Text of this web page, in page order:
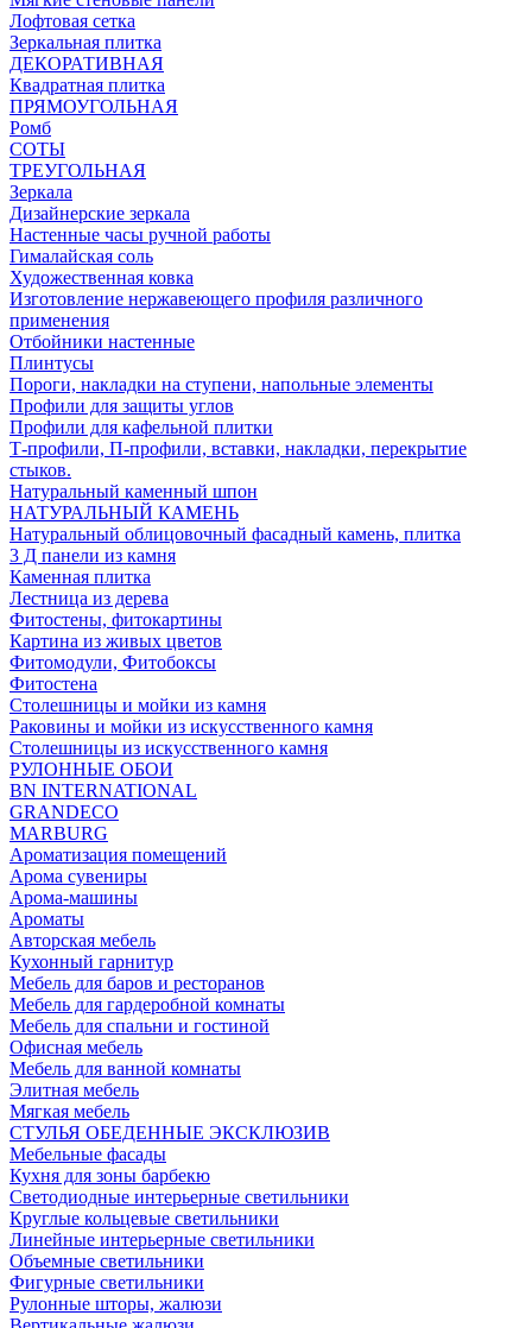
Лофтовая сетка
Зеркальная плитка
ДЕКОРАТИВНАЯ
Квадратная плитка
ПРЯМОУГОЛЬНАЯ
Ромб
СОТЫ
ТРЕУГОЛЬНАЯ
Зеркала
Дизайнерские зеркала
Настенные часы ручной работы
Гималайская соль
Художественная ковка
Изготовление нержавеющего профиля различного
применения
Отбойники настенные
Плинтусы
Пороги, накладки на ступени, напольные элементы
Профили для защиты углов
Профили для кафельной плитки
Т-профили, П-профили, вставки, накладки, перекрытие
стыков.
Натуральный каменный шпон
НАТУРАЛЬНЫЙ КАМЕНЬ
Натуральный облицовочный фасадный камень, плитка
3 Д панели из камня
Каменная плитка
Лестница из дерева
Фитостены, фитокартины
Картина из живых цветов
Фитомодули, Фитобоксы
Фитостена
Столешницы и мойки из камня
Раковины и мойки из искусственного камня
Столешницы из искусственного камня
РУЛОННЫЕ ОБОИ
BN INTERNATIONAL
GRANDECO
MARBURG
Ароматизация помещений
Арома сувениры
Арома-машины
Ароматы
Авторская мебель
Кухонный гарнитур
Мебель для баров и ресторанов
Мебель для гардеробной комнаты
Мебель для спальни и гостиной
Офисная мебель
Мебель для ванной комнаты
Элитная мебель
Мягкая мебель
СТУЛЬЯ ОБЕДЕННЫЕ ЭКСКЛЮЗИВ
Мебельные фасады
Кухня для зоны барбекю
Светодиодные интерьерные светильники
Круглые кольцевые светильники
Линейные интерьерные светильники
Объемные светильники
Фигурные светильники
Рулонные шторы, жалюзи